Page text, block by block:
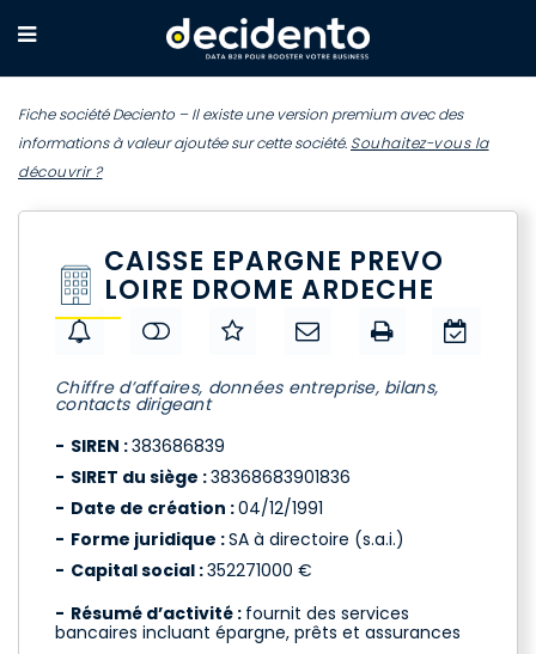
Fiche société Deciento – Il existe une version premium avec des
informations à valeur ajoutée sur cette société. Souhaitez-vous la
découvrir ?
CAISSE EPARGNE PREVO
LOIRE DROME ARDECHE
Chiffre d’affaires, données entreprise, bilans,
contacts dirigeant
SIREN :383686839
SIRET du siège :38368683901836
Date de création :04/12/1991
Forme juridique :SA à directoire (s.a.i.)
Capital social :352271000 €
Résumé d’activité : fournit des services
bancaires incluant épargne, prêts et assurances